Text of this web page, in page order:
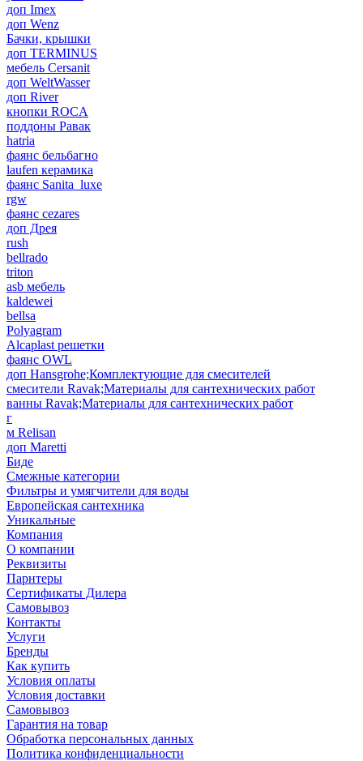
доп Imex
доп Wenz
Бачки, крышки
доп TERMINUS
мебель Cersanit
доп WeltWasser
доп River
кнопки ROCA
поддоны Равак
hatria
фаянс бельбагно
laufen керамика
фаянс Sanita_luxe
rgw
фаянс cezares
доп Дрея
rush
bellrado
triton
asb мебель
kaldewei
bellsa
Polyagram
Alcaplast решетки
фаянс OWL
доп Hansgrohe;Комплектующие для смесителей
смесители Ravak;Материалы для сантехнических работ
ванны Ravak;Материалы для сантехнических работ
г
м Relisan
доп Maretti
Биде
Смежные категории
Фильтры и умягчители для воды
Европейская сантехника
Уникальные
Компания
О компании
Реквизиты
Парнтеры
Сертификаты Дилера
Самовывоз
Контакты
Услуги
Бренды
Как купить
Условия оплаты
Условия доставки
Самовывоз
Гарантия на товар
Обработка персональных данных
Политика конфиденциальности